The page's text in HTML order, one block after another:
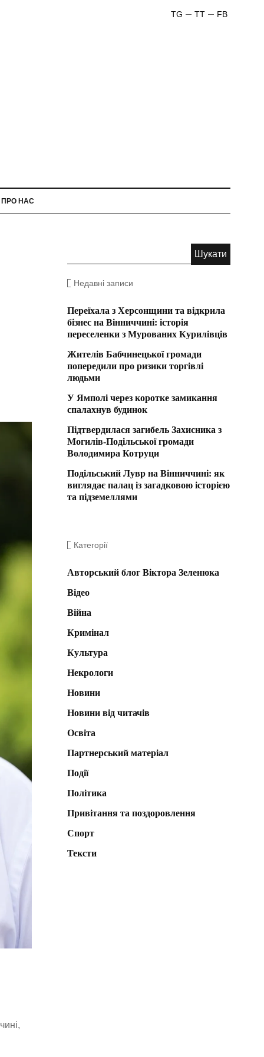
FB
TT
TG
ПРО НАС
Недавні записи
Переїхала з Херсонщини та відкрила
бізнес на Вінниччині: історія
переселенки з Мурованих Курилівців
Жителів Бабчинецької громади
попередили про ризики торгівлі
людьми
У Ямполі через коротке замикання
спалахнув будинок
Підтвердилася загибель Захисника з
Могилів-Подільської громади
Володимира Котруци
Подільський Лувр на Вінниччині: як
виглядає палац із загадковою історією
та підземеллями
Категорії
Авторський блог Віктора Зеленюка
Відео
Війна
Кримінал
Культура
Некрологи
Новини
Новини від читачів
Освіта
Партнерський матеріал
Події
Політика
Привітання та поздоровлення
Спорт
Тексти